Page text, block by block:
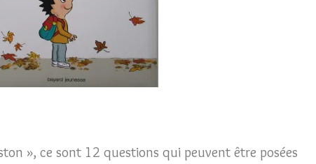
», ce sont 12 questions qui peuvent être posées